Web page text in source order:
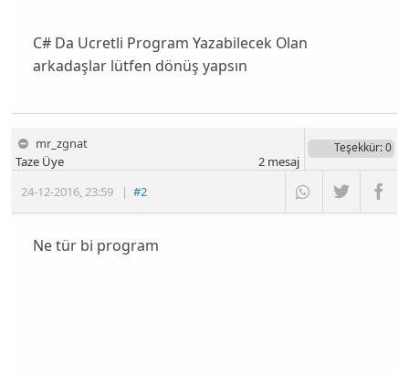
C# Da Ucretli Program Yazabilecek Olan
arkadaşlar lütfen dönüş yapsın
mr_zgnat
24-12-2016,23:59 |#2
Taze Üye
Teşekkür: 0
2mesaj
Ne tür bi program